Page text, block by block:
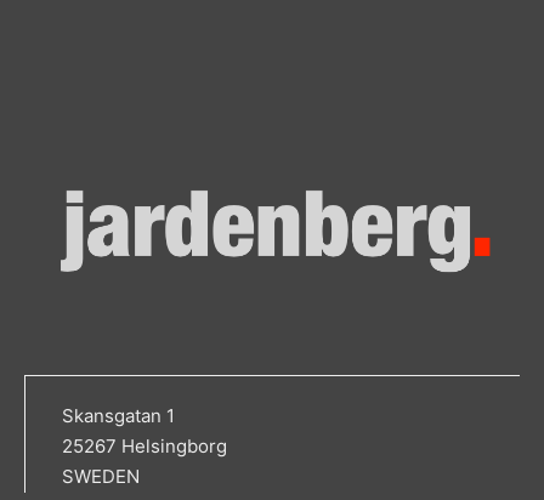
Skansgatan 1
25267 Helsingborg
SWEDEN